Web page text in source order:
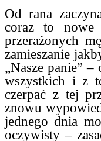
Od rana
coraz to nowe
przerażonych
zamieszanie
„Nasze panie”
wszystkich i z
czerpać z tej
znowu
jednego dnia
oczywisty –